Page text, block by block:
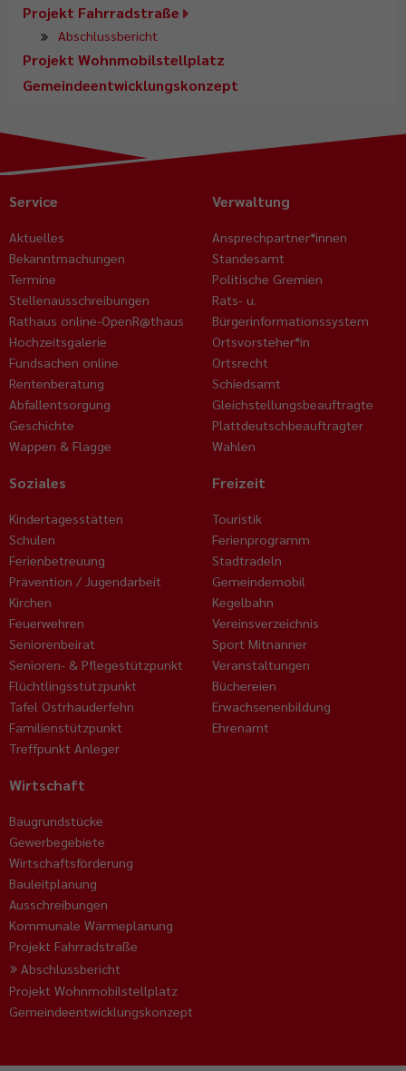
Projekt Fahrradstraße
Abschlussbericht
Projekt Wohnmobilstellplatz
Gemeindeentwicklungskonzept
Service
Aktuelles
Bekanntmachungen
Termine
Stellenausschreibungen
Rathaus online-OpenR@thaus
Hochzeitsgalerie
Fundsachen online
Rentenberatung
Abfallentsorgung
Geschichte
Wappen & Flagge
Verwaltung
Ansprechpartner*innen
Standesamt
Politische Gremien
Rats- u.
Bürgerinformationssystem
Ortsvorsteher*in
Ortsrecht
Schiedsamt
Gleichstellungsbeauftragte
Plattdeutschbeauftragter
Wahlen
Soziales
Kindertagesstätten
Schulen
Ferienbetreuung
Prävention / Jugendarbeit
Kirchen
Feuerwehren
Seniorenbeirat
Senioren- & Pflegestützpunkt
Flüchtlingsstützpunkt
Tafel Ostrhauderfehn
Familienstützpunkt
Treffpunkt Anleger
Freizeit
Touristik
Ferienprogramm
Stadtradeln
Gemeindemobil
Kegelbahn
Vereinsverzeichnis
Sport Mitnanner
Veranstaltungen
Büchereien
Erwachsenenbildung
Ehrenamt
Wirtschaft
Baugrundstücke
Gewerbegebiete
Wirtschaftsförderung
Bauleitplanung
Ausschreibungen
Kommunale Wärmeplanung
Projekt Fahrradstraße
Abschlussbericht
Projekt Wohnmobilstellplatz
Gemeindeentwicklungskonzept